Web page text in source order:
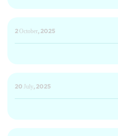
2 October, 2025
20 July, 2025